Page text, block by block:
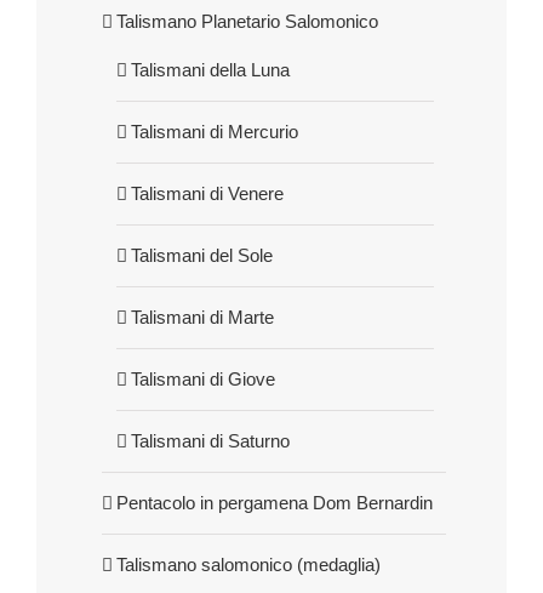
Talismano Planetario Salomonico
Talismani della Luna
Talismani di Mercurio
Talismani di Venere
Talismani del Sole
Talismani di Marte
Talismani di Giove
Talismani di Saturno
Pentacolo in pergamena Dom Bernardin
Talismano salomonico (medaglia)